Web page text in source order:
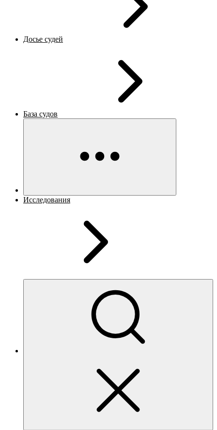
Досье судей
База судов
Исследования